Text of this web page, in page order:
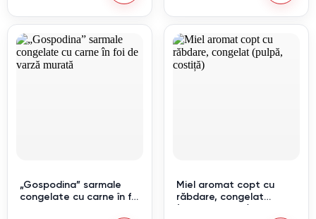
„Gospodina” sarmale
congelate cu carne în foi
Miel aromat copt cu
răbdare, congelat